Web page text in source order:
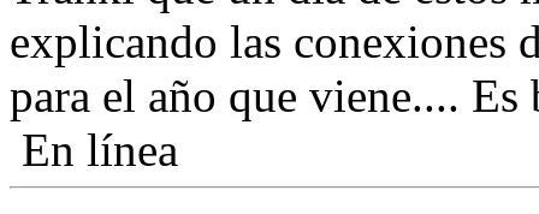
explicando las conexiones
para el año que viene.... Es
En línea